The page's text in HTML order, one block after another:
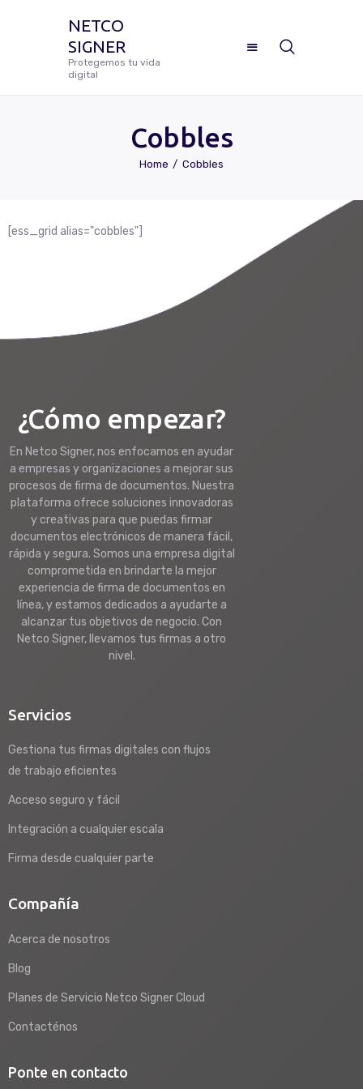
NETCO
SIGNER
Protegemos tu vida
digital
Cobbles
Home Cobbles
NETCO SIGNER
Digital Certificada?
Preguntas Frecuentes
Solicitar Soporte
[ess_grid alias="cobbles"]
¿Cómo empezar?
En Netco Signer, nos enfocamos en ayudar
a empresas y organizaciones a mejorar sus
procesos de firma de documentos. Nuestra
plataforma ofrece soluciones innovadoras
y creativas para que puedas firmar
documentos electrónicos de manera fácil,
rápida y segura. Somos una empresa digital
comprometida en brindarte la mejor
experiencia de firma de documentos en
línea, y estamos dedicados a ayudarte a
alcanzar tus objetivos de negocio. Con
Netco Signer, llevamos tus firmas a otro
nivel.
Servicios
Gestiona tus firmas digitales con flujos
de trabajo eficientes
Acceso seguro y fácil
Integración a cualquier escala
Firma desde cualquier parte
Compañía
Acerca de nosotros
Blog
Planes de Servicio Netco Signer Cloud
Contacténos
Ponte en contacto